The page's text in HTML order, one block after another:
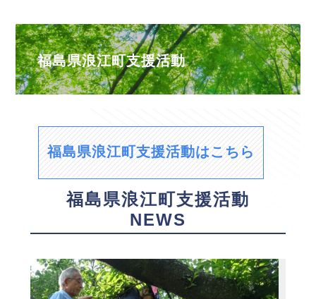
福島県浪江町支援活動
福島県浪江町支援活動はこちら
福島県浪江町支援活動
NEWS